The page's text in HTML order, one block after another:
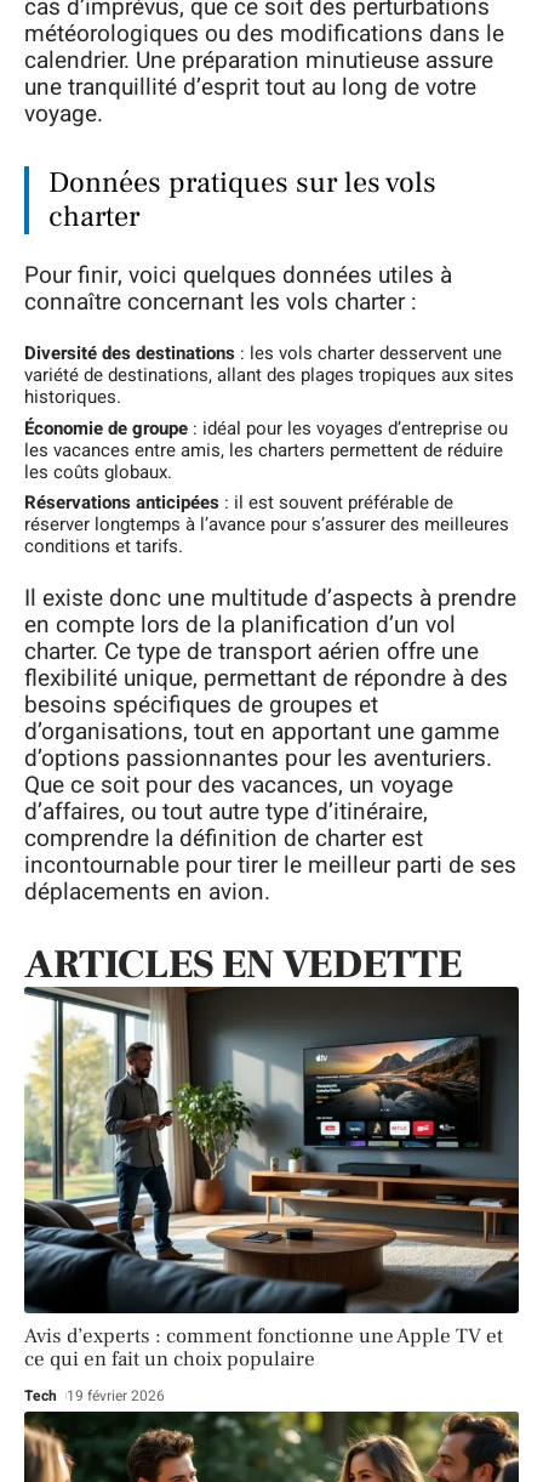
cas d’imprévus, que ce soit des perturbations
météorologiques ou des modifications dans le
calendrier. Une préparation minutieuse assure
une tranquillité d’esprit tout au long de votre
voyage.
Données pratiques sur les vols
charter
Pour finir, voici quelques données utiles à
connaître concernant les vols charter :
Diversité des destinations : les vols charter desservent une
variété de destinations, allant des plages tropiques aux sites
historiques.
Économie de groupe : idéal pour les voyages d’entreprise ou
les vacances entre amis, les charters permettent de réduire
les coûts globaux.
Réservations anticipées : il est souvent préférable de
réserver longtemps à l’avance pour s’assurer des meilleures
conditions et tarifs.
Il existe donc une multitude d’aspects à prendre
en compte lors de la planification d’un vol
charter. Ce type de transport aérien offre une
flexibilité unique, permettant de répondre à des
besoins spécifiques de groupes et
d’organisations, tout en apportant une gamme
d’options passionnantes pour les aventuriers.
Que ce soit pour des vacances, un voyage
d’affaires, ou tout autre type d’itinéraire,
comprendre la définition de charter est
incontournable pour tirer le meilleur parti de ses
déplacements en avion.
ARTICLES EN VEDETTE
Avis d’experts : comment fonctionne une Apple TV et
ce qui en fait un choix populaire
Tech 19 février 2026